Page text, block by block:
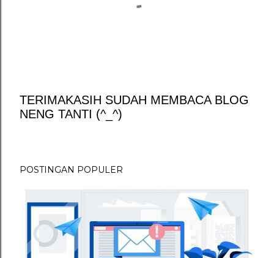
P
i
m
TERIMAKASIH SUDAH MEMBACA BLOG
NENG TANTI (^_^)
POSTINGAN POPULER